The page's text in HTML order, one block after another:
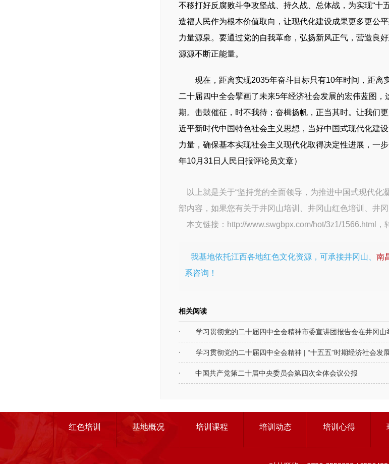
不移打好反腐败斗争攻坚战、持久战、总体战，为实现“
造福人民作为根本价值取向，让现代化建设成果更多更公
力量源泉。要通过党的自我革命，弘扬新风正气，营造良
源源不断正能量。
现在，距离实现2035年奋斗目标只有10年时间，距离
二十届四中全会擘画了未来5年经济社会发展的宏伟蓝图
期。击鼓催征，时不我待；奋楫扬帆，正当其时。让我们
近平新时代中国特色社会主义思想，当好中国式现代化建
力量，确保基本实现社会主义现代化取得决定性进展，一
年10月31日人民日报评论员文章）
以上就是关于“坚持党的全面领导，为推进中国式现代
部内容，如果您有关于井冈山培训 、井冈山红色培训 、井
本文链接： http://www.swgbpx.com/hot/3z1/1566.html ，
我基地依托江西各地红色文化资源，可承接井冈山、南
系咨询！
相关阅读
学习贯彻党的二十届四中全会精神市委宣讲团报告会在井冈山
学习贯彻党的二十届四中全会精神 | “十五五”时期经济社会发
中国共产党第二十届中央委员会第四次全体会议公报
红色培训 基地概况 培训课程 培训动态 培训心得